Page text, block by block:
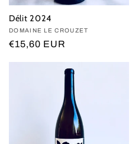
Délit 2024
Vendor:
DOMAINE LE CROUZET
Regular
€15,60 EUR